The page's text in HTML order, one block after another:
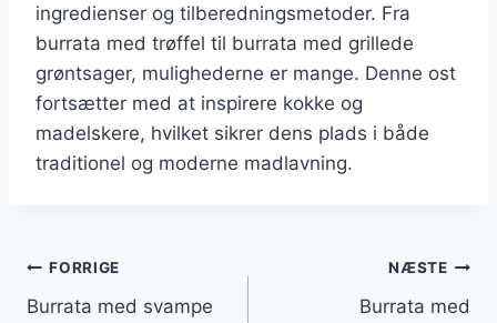
ingredienser og tilberedningsmetoder. Fra
burrata med trøffel til burrata med grillede
grøntsager, mulighederne er mange. Denne ost
fortsætter med at inspirere kokke og
madelskere, hvilket sikrer dens plads i både
traditionel og moderne madlavning.
Indlægsnavigation
FORRIGE
Burrata med svampe
NÆSTE
Burrata med